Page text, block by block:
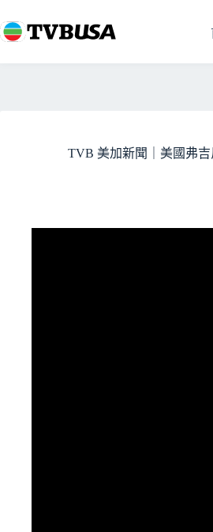
至
要
TVB 美加新聞｜美國弗吉